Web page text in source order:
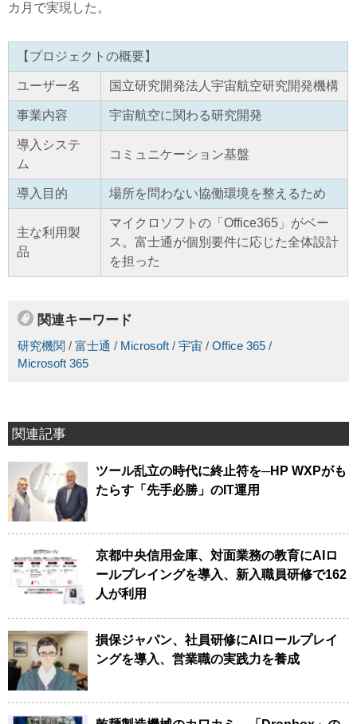
カ月で実現した。
【プロジェクトの概要】
ユーザー名 国立研究開発法人宇宙航空研究開発機構
事業内容 宇宙航空に関わる研究開発
導入システ
ム
コミュニケーション基盤
導入目的 場所を問わない協働環境を整えるため
主な利用製
品
マイクロソフトの「Office365」がベー
ス。富士通が個別要件に応じた全体設計
を担った
関連キーワード
研究機関 / 富士通 / Microsoft / 宇宙 / Office 365 /
Microsoft 365
関連記事
ツール乱立の時代に終止符を─HP WXPがも
たらす「先手必勝」のIT運用
京都中央信用金庫、対面業務の教育にAIロ
ールプレイングを導入、新入職員研修で162
人が利用
損保ジャパン、社員研修にAIロールプレイ
ングを導入、営業職の実践力を養成